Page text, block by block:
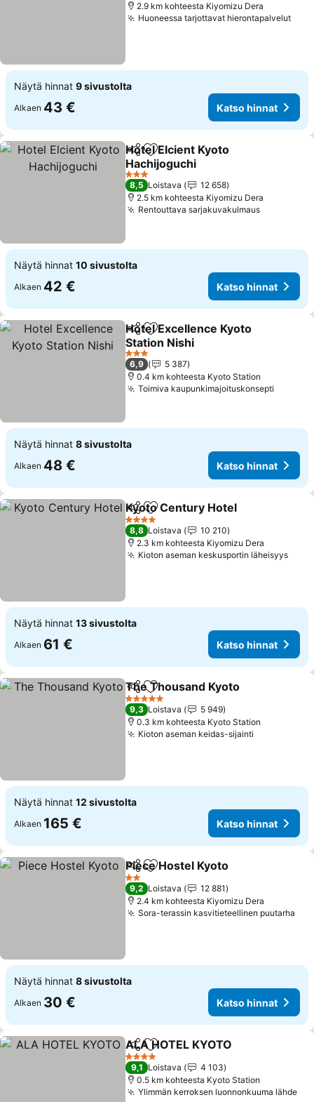
2.9 km kohteesta Kiyomizu Dera
Huoneessa tarjottavat hierontapalvelut
Näytä hinnat 9 sivustolta
Alkaen 43 € Katso hinnat
Jaa Lisää suosikkeihin
Hotel Elcient Kyoto
Hachijoguchi
Katso hinnat
3 Tähtiluokitus
8,5 Loistava
12 658
2.5 km kohteesta Kiyomizu Dera
Rentouttava sarjakuvakulmausKatso
Näytä hinnat 10 sivustolta
Alkaen 42 € Katso hinnat
Jaa Lisää suosikkeihin
Hotel Excellence Kyoto
Station Nishi
Katso hinnat
3 Tähtiluokitus
6,9
5 387
0.4 km kohteesta Kyoto Station
Toimiva kaupunkimajoituskonsepti
Näytä hinnat 8 sivustolta
Alkaen 48 € Katso hinnat
Jaa Lisää suosikkeihin
Kyoto Century Hotel
4 Tähtiluokitus
8,8 Loistava
10 210
2.3 km kohteesta Kiyomizu Dera
Kioton aseman keskusportin läheisyys
Näytä hinnat 13 sivustolta
Alkaen 61 € Katso hinnat
Jaa Lisää suosikkeihin
The Thousand Kyoto
5 Tähtiluokitus
9,3 Loistava
5 949
0.3 km kohteesta Kyoto Station
Kioton aseman keidas-sijainti
Näytä hinnat 12 sivustolta
Alkaen 165 € Katso hinnat
Jaa Lisää suosikkeihin
Piece Hostel Kyoto
2 Tähtiluokitus
9,2 Loistava
12 881
2.4 km kohteesta Kiyomizu Dera
Sora-terassin kasvitieteellinen puutarha
Näytä hinnat 8 sivustolta
Alkaen 30 € Katso hinnat
Jaa Lisää suosikkeihin
ALA HOTEL KYOTO
4 Tähtiluokitus
9,1 Loistava
4 103
0.5 km kohteesta Kyoto Station
Ylimmän kerroksen luonnonkuuma lähde